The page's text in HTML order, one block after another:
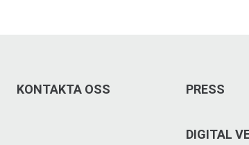
KONTAKTA OSS PRESS
DIGITAL